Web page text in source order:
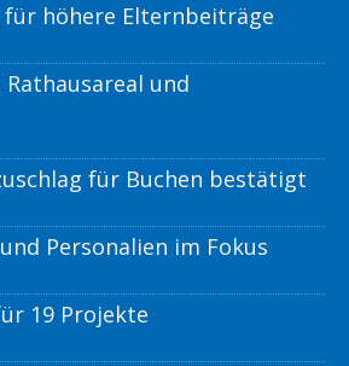
höhere Elternbeiträge
und
für Buchen bestätigt
Personalien im Fokus
19 Projekte